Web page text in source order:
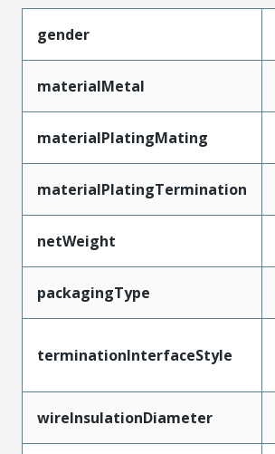
gender
materialMetal
materialPlatingMating
materialPlatingTermination
netWeight
packagingType
terminationInterfaceStyle
wireInsulationDiameter